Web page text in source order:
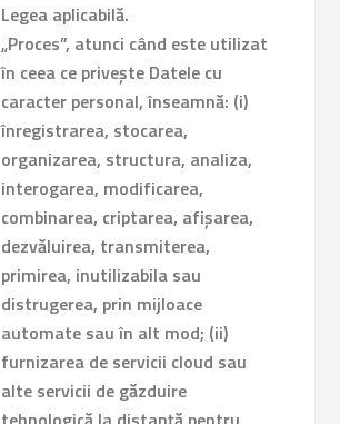
Legea aplicabilă.
„Proces”, atunci când este utilizat
în ceea ce privește Datele cu
caracter personal, înseamnă: (i)
înregistrarea, stocarea,
organizarea, structura, analiza,
interogarea, modificarea,
combinarea, criptarea, afișarea,
dezvăluirea, transmiterea,
primirea, inutilizabila sau
distrugerea, prin mijloace
automate sau în alt mod; (ii)
furnizarea de servicii cloud sau
alte servicii de găzduire